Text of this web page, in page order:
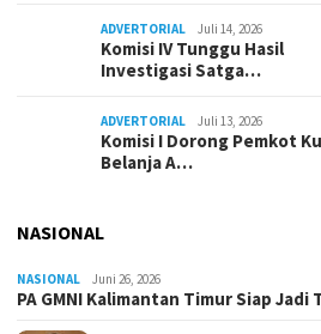
ADVERTORIAL Juli 14, 2026
Komisi IV Tunggu Hasil
Investigasi Satga…
ADVERTORIAL Juli 13, 2026
Komisi I Dorong Pemkot
Belanja A…
NASIONAL
NASIONAL Juni 26, 2026
PA GMNI Kalimantan Timur Siap Jadi